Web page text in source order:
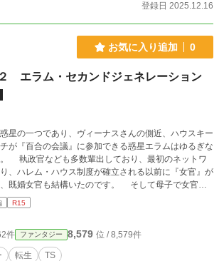
登録日 2025.12.16
お気に入り追加 0
エラム・セカンドジェネレーション
星の一つであり、ヴィーナスさんの側近、ハウスキー
が『百合の会議』に参加できる惑星エラムはゆるぎな
ワ
、ハレム・ハウス制度が確立される以前に『女官』が
既婚女官も結構いたのです。 そして母子で女官に
は一番多い…… 英才教育を受けた娘た
へ累進するものも多数いるが……彼女たちは彼女たち
、何かと世界の為に
んに仕える女の物語を集めた第二短編集
R15
件 ファンタジー 8,579 位 / 8,579件
転生 TS